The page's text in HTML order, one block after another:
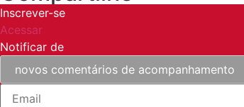
Inscrever-se
Acessar
Notificar de